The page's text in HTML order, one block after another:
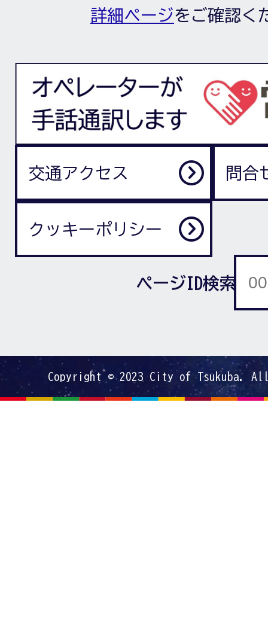
詳細ページをご確認く
交通アクセス 問合
クッキーポリシー
ページID検索
Copyright © 2023 City of Tsukuba.